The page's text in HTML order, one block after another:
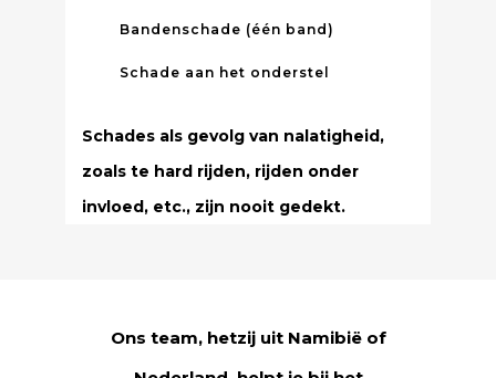
Bandenschade (één band)
Schade aan het onderstel
Schades als gevolg van nalatigheid,
zoals te hard rijden, rijden onder
invloed, etc., zijn nooit gedekt.
Ons team, hetzij uit Namibië of